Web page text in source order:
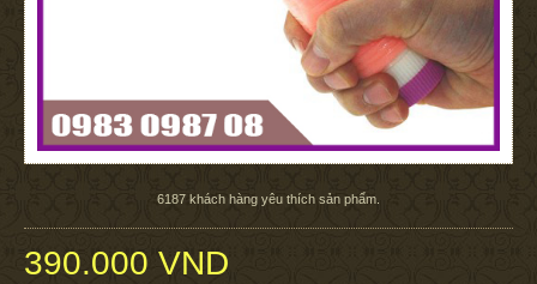
6187 khách hàng yêu thích sản phẩm.
390.000 VND